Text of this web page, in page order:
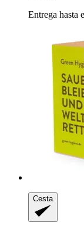
Entrega hasta
Cesta